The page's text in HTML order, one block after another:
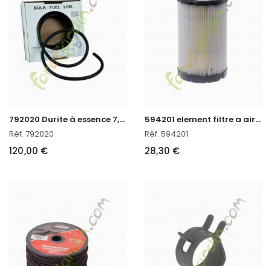
7
92020 Durite à essence 7,5 m Briggs & Stratton
Réf. 792020
120,00 €
5
94201 element filtre a air Briggs & Stratton
Réf. 594201
28,30 €